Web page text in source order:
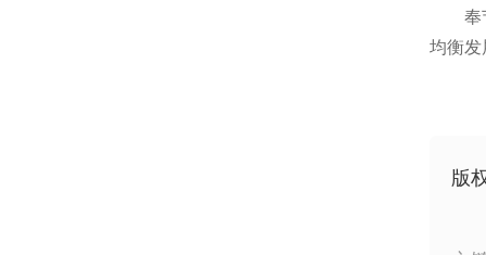
奉
均衡发
版